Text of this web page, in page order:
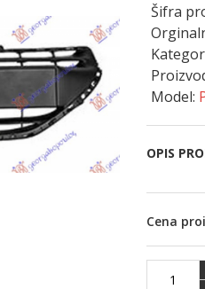
Šifra
Model:
OPIS
Cena